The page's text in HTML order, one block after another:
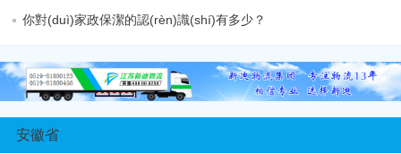
你對(duì)家政保潔的認(rèn)識(shí)有多少？
安徽省